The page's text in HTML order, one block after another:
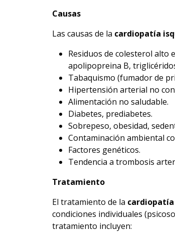
Causas
Las causas de la cardiopatía
Residuos de colesterol alto
apolipopreina B,
Tabaquismo (fumador de
Hipertensión arterial no
Alimentación no saludable.
Diabetes, prediabetes.
Sobrepeso, obesidad,
Contaminación ambiental
Factores genéticos.
Tendencia a trombosis
Tratamiento
El tratamiento de la
condiciones individuales
tratamiento incluyen: